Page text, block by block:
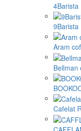
4Barista
9Barista
Aram
Bellman
Cafelat